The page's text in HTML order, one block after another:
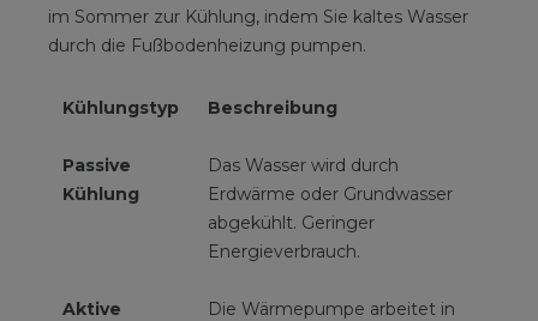
im Sommer zur Kühlung, indem Sie kaltes Wasser
durch die Fußbodenheizung pumpen.
Kühlungstyp Beschreibung
Passive
Kühlung
Das Wasser wird durch
Erdwärme oder Grundwasser
abgekühlt. Geringer
Energieverbrauch.
Aktive
Die Wärmepumpe arbeitet in